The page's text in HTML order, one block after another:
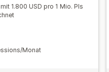
1.800 USD pro 1 Mio. PIs
Monat